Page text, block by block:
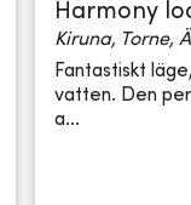
Harmony
Kiruna, Torne,
Fantastiskt
vatten. Den
a...